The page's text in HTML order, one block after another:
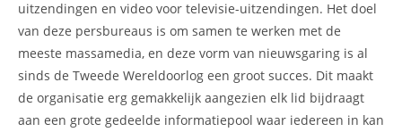
uitzendingen en video voor televisie-uitzendingen. Het doel
van deze persbureaus is om samen te werken met de
meeste massamedia, en deze vorm van nieuwsgaring is al
sinds de Tweede Wereldoorlog een groot succes. Dit maakt
de organisatie erg gemakkelijk aangezien elk lid bijdraagt
aan een grote gedeelde informatiepool waar iedereen in kan